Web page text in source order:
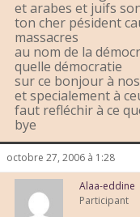
et arabes et juifs
ton cher pésident
massacres
au nom de la
quelle démocratie
sur ce bonjour à
et specialement à
faut refléchir à ce
bye
octobre 27, 2006 à 1:28
Alaa-eddine
Participant